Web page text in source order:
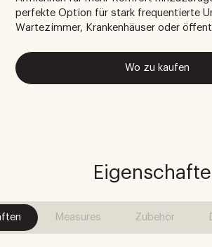
perfekte Option für stark frequentierte
Wartezimmer, Krankenhäuser oder
Wo zu kaufen
Measures Zubehör